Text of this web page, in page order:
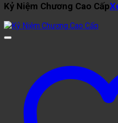
Kỷ Niệm Chương Cao Cấp